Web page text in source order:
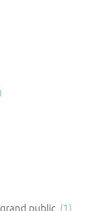
public (1)